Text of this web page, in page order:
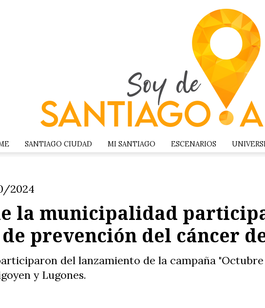
SANTIAGO CIUDAD MI SANTIAGO ESCENARIOS
la municipalidad
prevención del cáncer
del lanzamiento de la campaña
y Lugones.
2024